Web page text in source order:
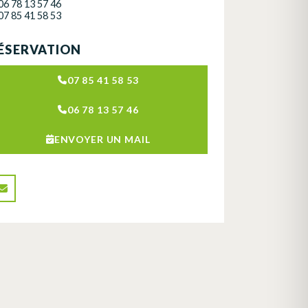
78 13 57 46
85 41 58 53
07 85 41 58 53
06 78 13 57 46
ENVOYER UN MAIL